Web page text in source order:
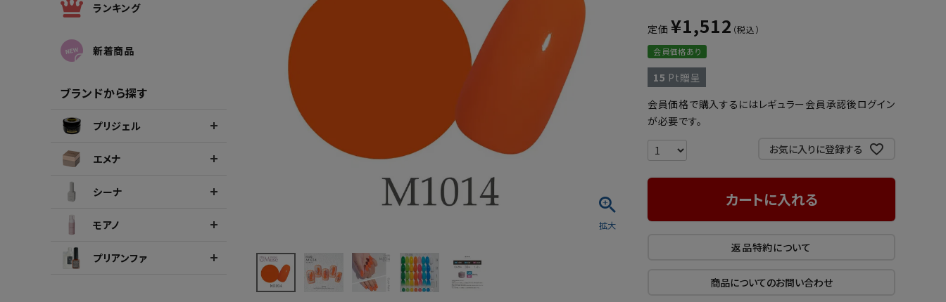
ポリッシュ・マニキュア
ランキング
新着商品
ブランドから探す
プリジェル
エメナ
シーナ
モアノ
プリアンファ
定価 ¥1,512
会員価格あり
15 Pt贈呈
会員価格で購入するにはレギュラー会員承認後ログイン
が必要です。
お気に入りに登録する
カートに入れる
返品特約について
商品についてのお問い合わせ